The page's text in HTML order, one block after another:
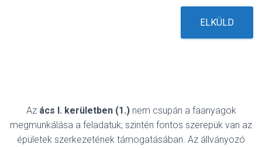
ELKÜLD
Az ács I. kerületben (1.)nem csupán a faanyagok
megmunkálása a feladatuk; szintén fontos szerepük van az
épületek szerkezetének támogatásában. Az állványozó